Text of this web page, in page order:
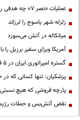
عملیات «نصر ۷» چه هدفی را دنبال می‌کرد؟
زلزله شهر یاسوج را لرزاند
میانکاله در آتش می‌سوزد
آمریکا ویزای سفیر برزیل را
گستره امپراتوری ایران در ۵ قرن پیش از میلاد؛ تصویری از ایران ۲۵ قرن پیش
پزشکیان: تنها کسانی که در
پارچه فروشی که هیچ نسبتی
نقض آتش‌بس و حملات رژیم